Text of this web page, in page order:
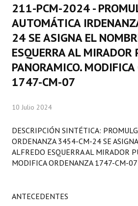
Comisiones Permanentes
Comisiones Especiales
Concejales Mandato Cumplido
Programas
Constitución Provincial
Carta Orgánica 2007
Digesto
211-PCM-2024 -
AUTOMÁTICA
24 SE ASIGNA EL
ESQUERRA AL MIRADOR
PANORAMICO.
1747-CM-07
10 Julio 2024
DESCRIPCIÓN SINTÉTICA:
ORDENANZA 3454-CM-24 SE
ALFREDO ESQUERRA AL MIRADOR
MODIFICA ORDENANZA 1747-CM-07
ANTECEDENTES